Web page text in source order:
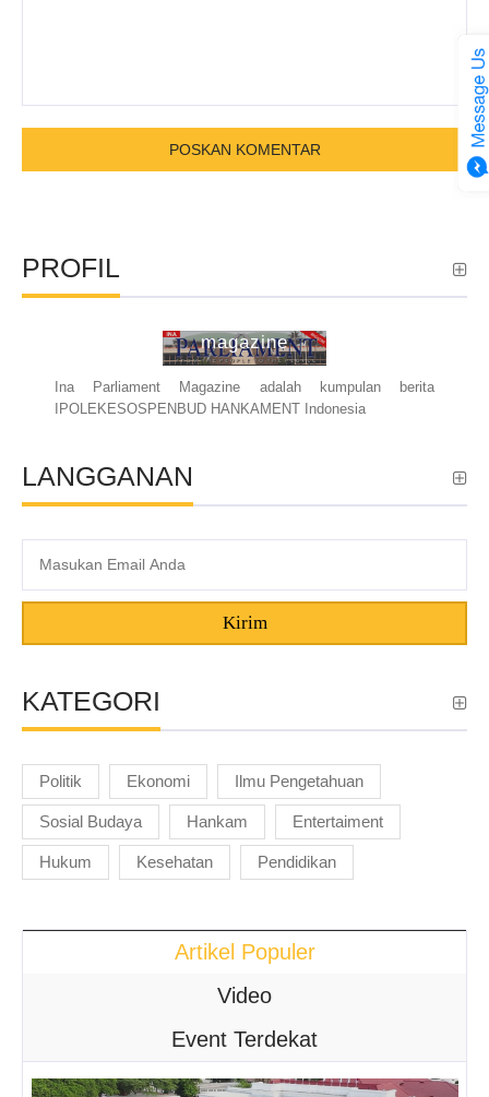
PROFIL
magazine
Ina Parliament Magazine adalah kumpulan berita
IPOLEKESOSPENBUD HANKAMENT Indonesia
LANGGANAN
Kirim
KATEGORI
Politik Ekonomi Ilmu Pengetahuan
Sosial Budaya Hankam Entertaiment
Hukum Kesehatan Pendidikan
Artikel Populer
Video
Event Terdekat